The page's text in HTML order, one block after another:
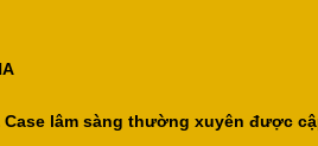
lâm sàng thường xuyên được